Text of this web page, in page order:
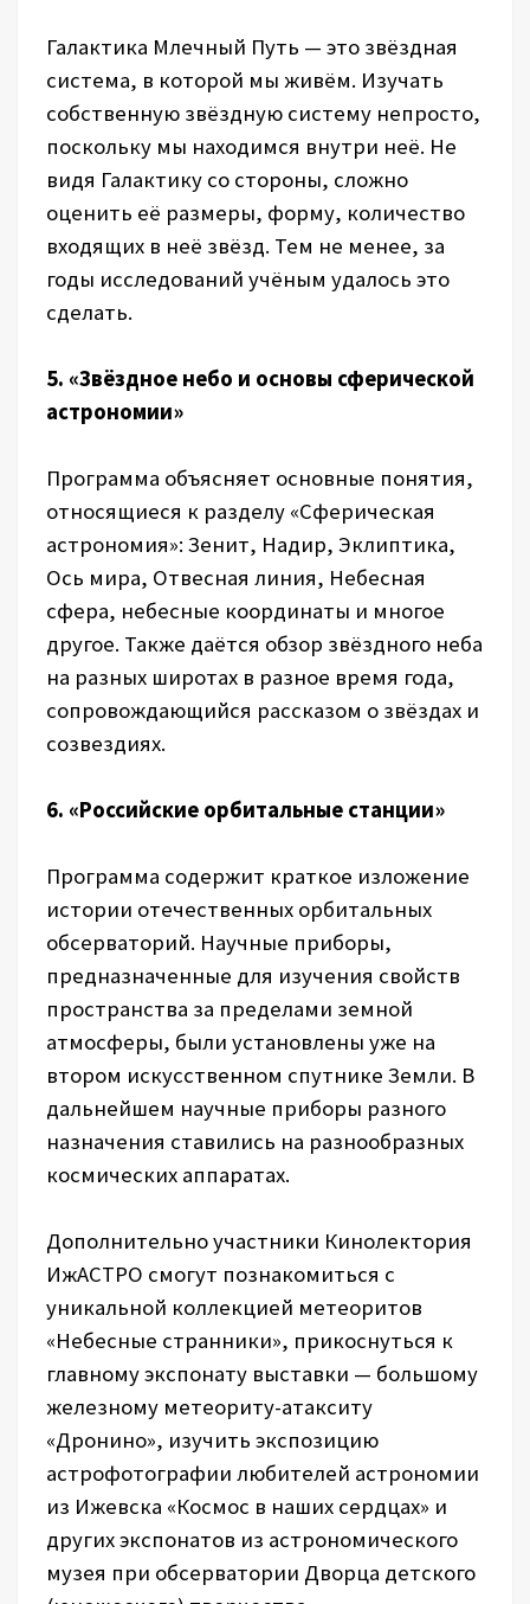
Галактика Млечный Путь — это звёздная
система, в которой мы живём. Изучать
собственную звёздную систему непросто,
поскольку мы находимся внутри неё. Не
видя Галактику со стороны, сложно
оценить её размеры, форму, количество
входящих в неё звёзд. Тем не менее, за
годы исследований учёным удалось это
сделать.
5. «Звёздное небо и основы сферической
астрономии»
Программа объясняет основные понятия,
относящиеся к разделу «Сферическая
астрономия»: Зенит, Надир, Эклиптика,
Ось мира, Отвесная линия, Небесная
сфера, небесные координаты и многое
другое. Также даётся обзор звёздного неба
на разных широтах в разное время года,
сопровождающийся рассказом о звёздах и
созвездиях.
6. «Российские орбитальные станции»
Программа содержит краткое изложение
истории отечественных орбитальных
обсерваторий. Научные приборы,
предназначенные для изучения свойств
пространства за пределами земной
атмосферы, были установлены уже на
втором искусственном спутнике Земли. В
дальнейшем научные приборы разного
назначения ставились на разнообразных
космических аппаратах.
Дополнительно участники Кинолектория
ИжАСТРО смогут познакомиться с
уникальной коллекцией метеоритов
«Небесные странники», прикоснуться к
главному экспонату выставки — большому
железному метеориту-атакситу
«Дронино», изучить экспозицию
астрофотографии любителей астрономии
из Ижевска «Космос в наших сердцах» и
других экспонатов из астрономического
музея при обсерватории Дворца детского